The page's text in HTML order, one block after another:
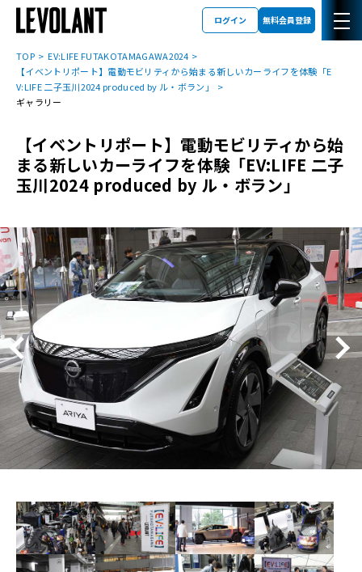
ログイン 無料会員登録
TOP
EV:LIFE FUTAKOTAMAGAWA2024
【イベントリポート】電動モビリティから始まる新しいカーライフを体験「E
V:LIFE 二子玉川2024 produced by ル・ボラン」
ギャラリー
【イベントリポート】電動モビリティから始
まる新しいカーライフを体験「EV:LIFE 二子
玉川2024 produced by ル・ボラン」